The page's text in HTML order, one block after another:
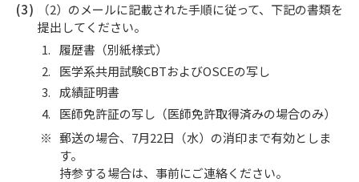
（2）のメールに記載された手順に従って、下記の書類を
提出してください。
履歴書（別紙様式）
医学系共用試験CBTおよびOSCEの写し
成績証明書
医師免許証の写し（医師免許取得済みの場合のみ）
郵送の場合、7月22日（水）の消印まで有効としま
す。
持参する場合は、事前にご連絡ください。